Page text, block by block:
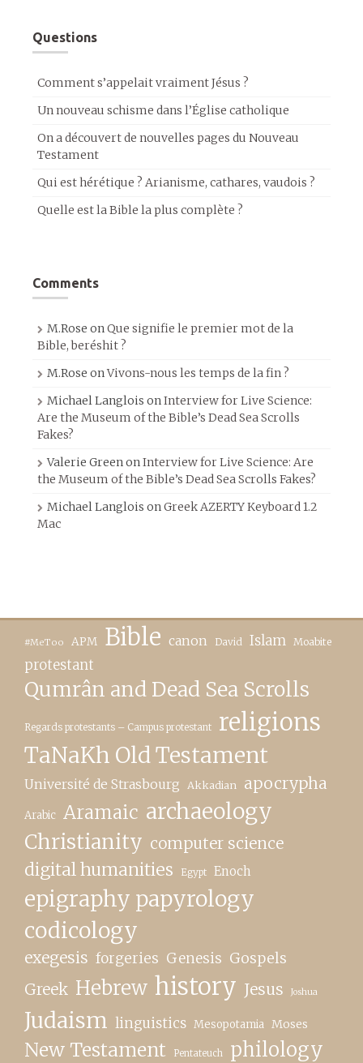
Questions
Comment s’appelait vraiment Jésus ?
Un nouveau schisme dans l’Église catholique
On a découvert de nouvelles pages du Nouveau
Testament
Qui est hérétique ? Arianisme, cathares, vaudois ?
Quelle est la Bible la plus complète ?
Comments
M.Rose onQue signifie le premier mot de la
Bible, beréshit ?
M.Rose onVivons-nous les temps de la fin ?
Michael Langlois onInterview for Live Science:
Are the Museum of the Bible’s Dead Sea Scrolls
Fakes?
Valerie GreenonInterview for Live Science: Are
the Museum of the Bible’s Dead Sea Scrolls Fakes?
Michael Langlois onGreek AZERTY Keyboard 1.2
Mac
#MeToo APM Bible canon David Islam Moabite
protestant
Qumrân and Dead Sea Scrolls
Regards protestants – Campus protestant religions
TaNaKh Old Testament
Université de Strasbourg Akkadian apocrypha
Arabic Aramaic archaeology
Christianity computer science
digital humanities Egypt Enoch
epigraphy papyrology
codicology
exegesis forgeries Genesis Gospels
Greek Hebrew history Jesus Joshua
Judaism linguistics Mesopotamia Moses
New Testament Pentateuch philology